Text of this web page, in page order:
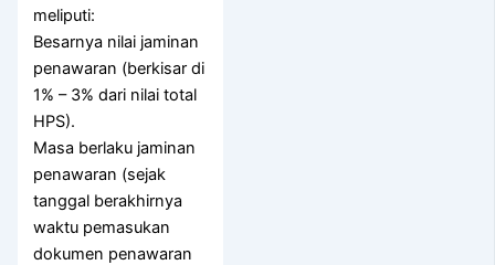
meliputi:
Besarnya nilai jaminan
penawaran (berkisar di
1% – 3% dari nilai total
HPS).
Masa berlaku jaminan
penawaran (sejak
tanggal berakhirnya
waktu pemasukan
dokumen penawaran